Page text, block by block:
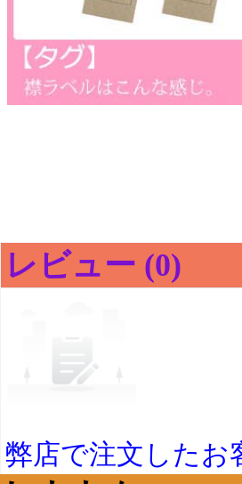
レビュー (0)
弊店で注文したお